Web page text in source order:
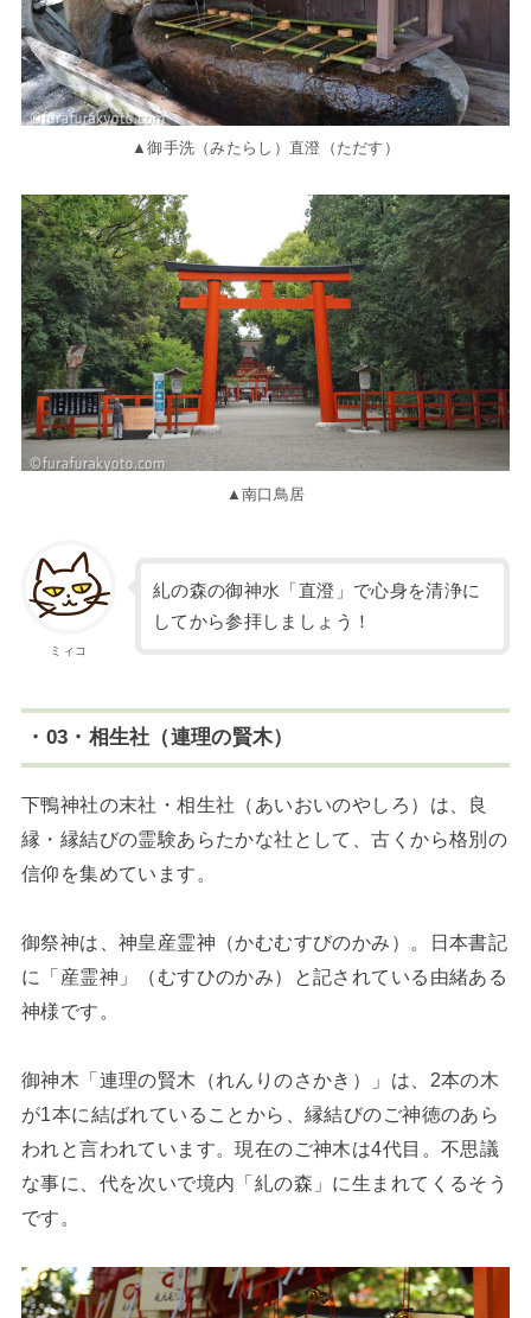
▲御手洗（みたらし）直澄（ただす）
▲南口鳥居
ミィコ
糺の森の御神水「直澄」で心身を清浄に
してから参拝しましょう！
・03・相生社（連理の賢木）
下鴨神社の末社・相生社（あいおいのやしろ）は、良
縁・縁結びの霊験あらたかな社として、古くから格別の
信仰を集めています。
御祭神は、神皇産霊神（かむむすびのかみ）。日本書記
に「産霊神」（むすひのかみ）と記されている由緒ある
神様です。
御神木「連理の賢木（れんりのさかき）」は、2本の木
が1本に結ばれていることから、縁結びのご神徳のあら
われと言われています。現在のご神木は4代目。不思議
な事に、代を次いで境内「糺の森」に生まれてくるそう
です。